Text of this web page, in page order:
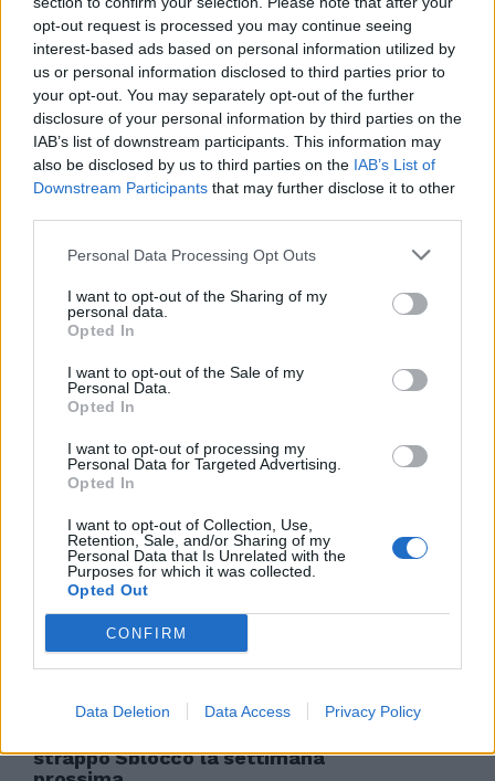
opt-out request is processed you may continue seeing
interest-based ads based on personal information utilized by
us or personal information disclosed to third parties prior to
your opt-out. You may separately opt-out of the further
disclosure of your personal information by third parties on the
IAB’s list of downstream participants. This information may
also be disclosed by us to third parties on the IAB’s List of
Downstream Participants that may further disclose it to other
Personal Data Processing Opt Outs
I want to opt-out of the Sharing of my
personal data.
Opted In
I want to opt-out of the Sale of my
Personal Data.
Opted In
I want to opt-out of processing my
Personal Data for Targeted Advertising.
Opted In
I want to opt-out of Collection, Use,
Retention, Sale, and/or Sharing of my
Personal Data that Is Unrelated with the
Purposes for which it was collected.
Opted Out
CONFIRM
Data Deletion Data Access Privacy Policy
DUE interviste parallele.
05/08/2006
Pechino sulle limitazioni
08/11/2005
CALEFFI La società tessile
Piazza Affari
13/10/2005
TESSILE Vertice a Palazzo Chigi
per tutelare i produttori italiani
strappo Sblocco la settimana